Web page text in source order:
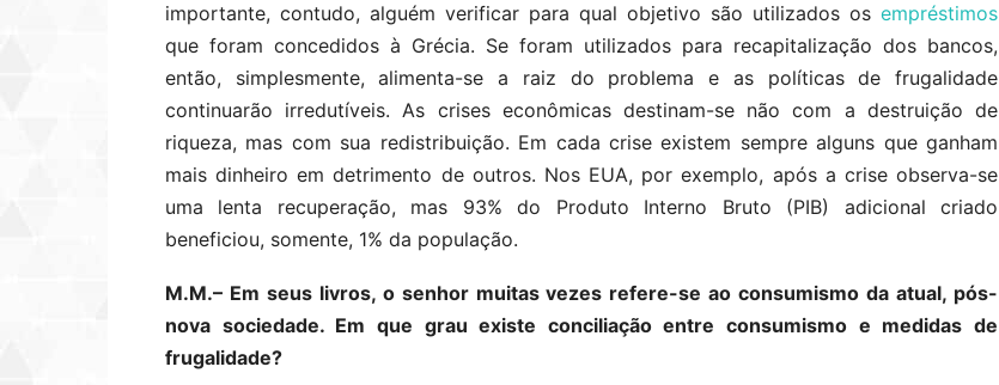
importante, contudo, alguém verificar para qual objetivo são utilizados os empréstimos
que foram concedidos à Grécia. Se foram utilizados para recapitalização dos bancos,
então, simplesmente, alimenta-se a raiz do problema e as políticas de frugalidade
continuarão irredutíveis. As crises econômicas destinam-se não com a destruição de
riqueza, mas com sua redistribuição. Em cada crise existem sempre alguns que ganham
mais dinheiro em detrimento de outros. Nos EUA, por exemplo, após a crise observa-se
uma lenta recuperação, mas 93% do Produto Interno Bruto (PIB) adicional criado
beneficiou, somente, 1% da população.
M.M.– Em seus livros, o senhor muitas vezes refere-se ao consumismo da atual, pós-
nova sociedade. Em que grau existe conciliação entre consumismo e medidas de
frugalidade?